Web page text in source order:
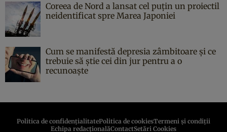
Coreea de Nord a lansat cel puțin un proiectil
neidentificat spre Marea Japoniei
Cum se manifestă depresia zâmbitoare și ce
trebuie să știe cei din jur pentru a o
recunoaște
Politica de confidenţialitatePolitica de cookiesTermeni şi condiţii
Echipa redacționalăContactSetări Cookies